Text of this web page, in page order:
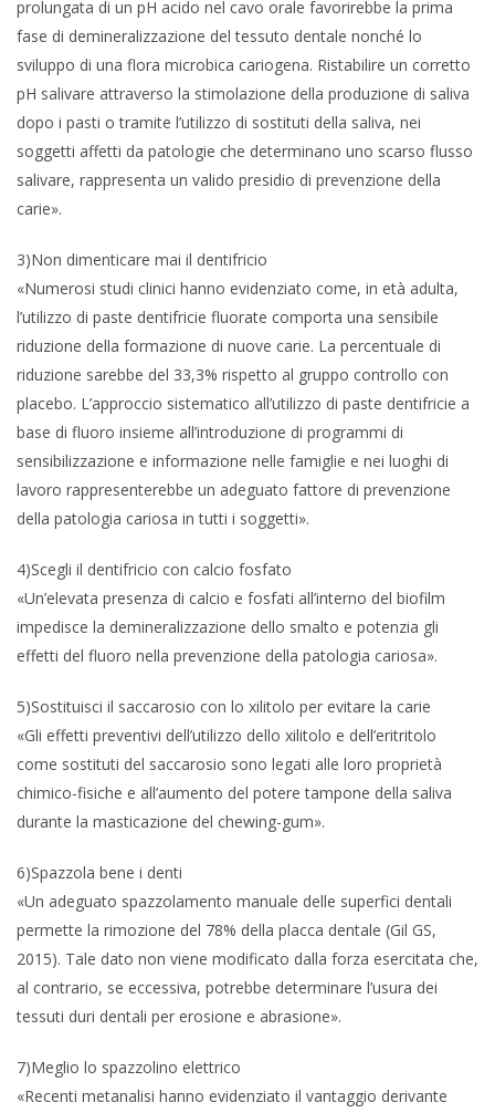
prolungata di un pH acido nel cavo orale favorirebbe la prima
fase di demineralizzazione del tessuto dentale nonché lo
sviluppo di una flora microbica cariogena. Ristabilire un corretto
pH salivare attraverso la stimolazione della produzione di saliva
dopo i pasti o tramite l’utilizzo di sostituti della saliva, nei
soggetti affetti da patologie che determinano uno scarso flusso
salivare, rappresenta un valido presidio di prevenzione della
carie».
3)Non dimenticare mai il dentifricio
«Numerosi studi clinici hanno evidenziato come, in età adulta,
l’utilizzo di paste dentifricie fluorate comporta una sensibile
riduzione della formazione di nuove carie. La percentuale di
riduzione sarebbe del 33,3% rispetto al gruppo controllo con
placebo. L’approccio sistematico all’utilizzo di paste dentifricie a
base di fluoro insieme all’introduzione di programmi di
sensibilizzazione e informazione nelle famiglie e nei luoghi di
lavoro rappresenterebbe un adeguato fattore di prevenzione
della patologia cariosa in tutti i soggetti».
4)Scegli il dentifricio con calcio fosfato
«Un’elevata presenza di calcio e fosfati all’interno del biofilm
impedisce la demineralizzazione dello smalto e potenzia gli
effetti del fluoro nella prevenzione della patologia cariosa».
5)Sostituisci il saccarosio con lo xilitolo per evitare la carie
«Gli effetti preventivi dell’utilizzo dello xilitolo e dell’eritritolo
come sostituti del saccarosio sono legati alle loro proprietà
chimico-fisiche e all’aumento del potere tampone della saliva
durante la masticazione del chewing-gum».
6)Spazzola bene i denti
«Un adeguato spazzolamento manuale delle superfici dentali
permette la rimozione del 78% della placca dentale (Gil GS,
2015). Tale dato non viene modificato dalla forza esercitata che,
al contrario, se eccessiva, potrebbe determinare l’usura dei
tessuti duri dentali per erosione e abrasione».
7)Meglio lo spazzolino elettrico
«Recenti metanalisi hanno evidenziato il vantaggio derivante